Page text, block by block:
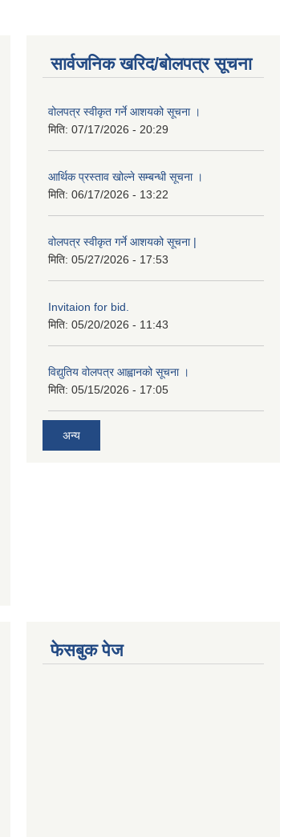
सार्वजनिक खरिद/बोलपत्र सूचना
वोलपत्र स्वीकृत गर्ने आशयको सूचना ।
मिति: 07/17/2026 - 20:29
आर्थिक प्रस्ताव खोल्ने सम्बन्धी सूचना ।
मिति: 06/17/2026 - 13:22
वोलपत्र स्वीकृत गर्ने आशयको सूचना |
मिति: 05/27/2026 - 17:53
Invitaion for bid.
मिति: 05/20/2026 - 11:43
विद्युतिय वोलपत्र आह्वानको सूचना ।
मिति: 05/15/2026 - 17:05
अन्य
फेसबुक पेज